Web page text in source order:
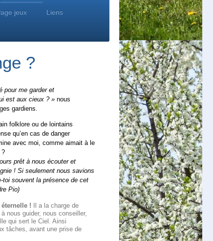
jeux Liens
?
pour me garder et
est aux cieux ? » nous
gardiens.
folklore ou de lointains
qu’en cas de danger
avec moi, comme aimait à le
?
prêt à nous écouter et
! Si seulement nous savions
toi souvent la présence de cet
Pio)
! Il a la charge de
nous guider, nous conseiller,
qui sert le Ciel. Ainsi
tâches, avant une prise de